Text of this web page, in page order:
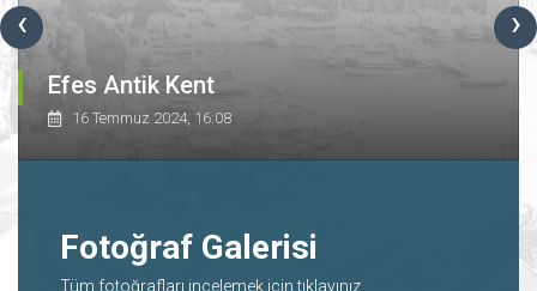
‹ ›
Efes Antik Kent
16 Temmuz 2024, 16:08
Fotoğraf Galerisi
Tüm fotoğrafları incelemek için tıklayınız.